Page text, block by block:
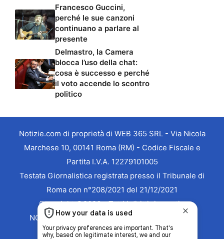
Francesco Guccini,
perché le sue canzoni
continuano a parlare al
presente
Delmastro, la Camera
blocca l’uso della chat:
cosa è successo e perché
il voto accende lo scontro
politico
Notizie.com di proprietà di WEB 365 SRL - Via Nicola
Marchese 10, 00141 Roma (RM) - Codice Fiscale e
Partita I.V.A. 12279101005
Testata Giornalistica registrata presso il Tribunale di
Roma con n°208/2021 del 21/12/2021
Copyright ©2026 - Tutti i diritti riservati -
NOTIZIE.COM è marchio registrato -